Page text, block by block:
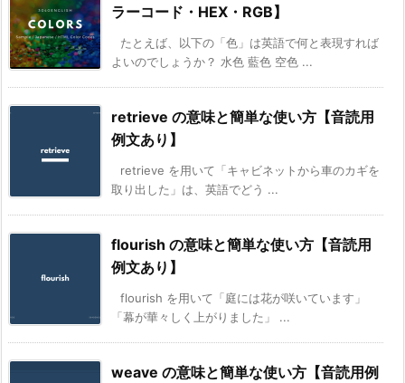
ラーコード・HEX・RGB】
たとえば、以下の「色」は英語で何と表現すれば
よいのでしょうか？ 水色 藍色 空色 ...
retrieve の意味と簡単な使い方【音読用
例文あり】
retrieve を用いて「キャビネットから車のカギを
取り出した」は、英語でどう ...
flourish の意味と簡単な使い方【音読用
例文あり】
flourish を用いて「庭には花が咲いています」
「幕が華々しく上がりました」 ...
weave の意味と簡単な使い方【音読用例